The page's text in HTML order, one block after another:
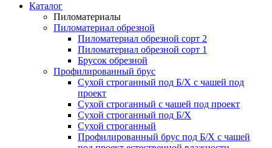
Каталог
Пиломатериалы
Пиломатериал обрезной
Пиломатериал обрезной сорт 2
Пиломатериал обрезной сорт 1
Брусок обрезной
Профилированный брус
Сухой строганный под Б/Х с чашей под
проект
Сухой строганный с чашей под проект
Сухой строганный под Б/Х
Сухой строганный
Профилированный брус под Б/Х с чашей